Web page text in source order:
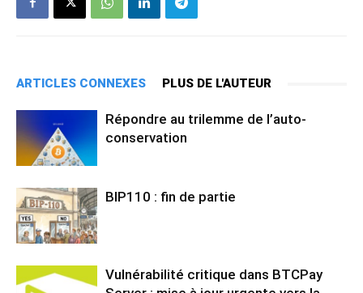
ARTICLES CONNEXES PLUS DE L'AUTEUR
Répondre au trilemme de l’auto-
conservation
BIP110 : fin de partie
Vulnérabilité critique dans BTCPay